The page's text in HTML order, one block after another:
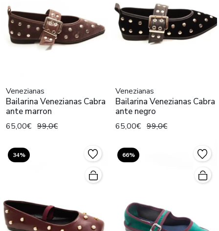
Venezianas
Bailarina Venezianas Cabra
ante marron
65,00€ 99,0€
Venezianas
Bailarina Venezianas Cabra
ante negro
65,00€ 99,0€
34% 66%